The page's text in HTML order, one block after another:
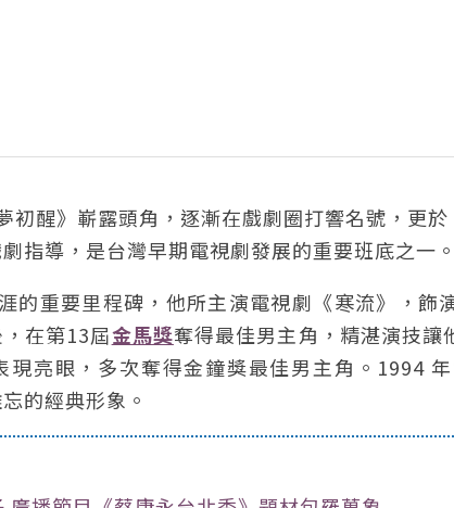
初醒》嶄露頭角，逐漸在戲劇圈打響名號，更
指導，是台灣早期電視劇發展的重要班底之一。
的重要里程碑，他所主演電視劇《寒流》，飾
在第13屆金馬獎奪得最佳男主角，精湛演技
現亮眼，多次奪得金鐘獎最佳男主角。1994
的經典形象。